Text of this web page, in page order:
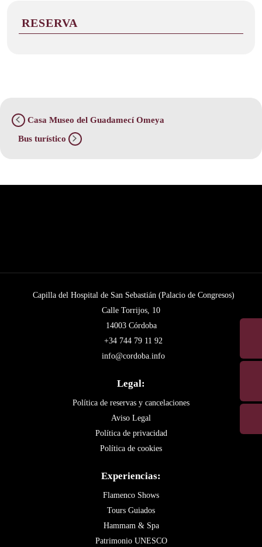
RESERVA
Casa Museo del Guadamecí Omeya
Bus turístico
Capilla del Hospital de San Sebastián (Palacio de Congresos)
Calle Torrijos, 10
14003 Córdoba
+34 744 79 11 92
info@cordoba.info
Legal:
Política de reservas y cancelaciones
Aviso Legal
Política de privacidad
Política de cookies
Experiencias:
Flamenco Shows
Tours Guiados
Hammam & Spa
Patrimonio UNESCO